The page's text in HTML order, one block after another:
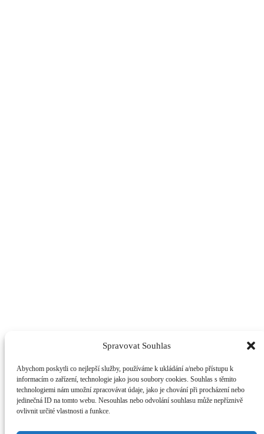
Spravovat Souhlas
Abychom poskytli co nejlepší služby, používáme k ukládání a/nebo přístupu k
informacím o zařízení, technologie jako jsou soubory cookies. Souhlas s těmito
technologiemi nám umožní zpracovávat údaje, jako je chování při procházení nebo
jedinečná ID na tomto webu. Nesouhlas nebo odvolání souhlasu může nepříznivě
ovlivnit určité vlastnosti a funkce.